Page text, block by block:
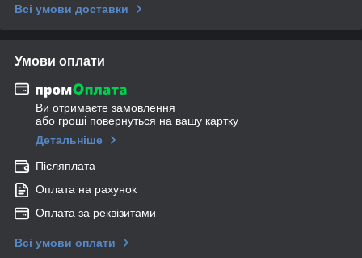
Всі умови доставки
Умови оплати
Ви отримаєте замовлення
або гроші повернуться на вашу картку
Детальніше
Післяплата
Оплата на рахунок
Оплата за реквізитами
Всі умови оплати